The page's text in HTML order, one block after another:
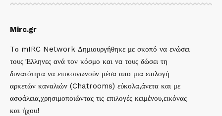
Mirc.gr
Tο mIRC Network Δημιουργήθηκε με σκοπό να ενώσει
τους Έλληνες ανά τον κόσμο και να τους δώσει τη
δυνατότητα να επικοινωνούν μέσα απο μια επιλογή
αρκετών καναλιών (Chatrooms) εύκολα,άνετα και με
ασφάλεια,χρησιμοποιώντας τις επιλογές κειμένου,εικόνας
και ήχου!